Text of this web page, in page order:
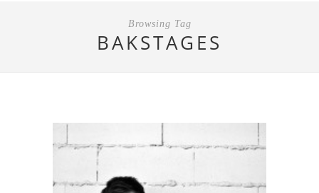
Browsing Tag
BAKSTAGES